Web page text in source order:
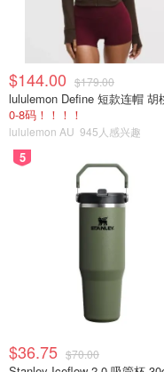
$144.00 $179.00
lululemon Define 短款连帽 胡
0-8码！！！！
lululemon AU 945人感兴趣
5
$36.75 $70.00